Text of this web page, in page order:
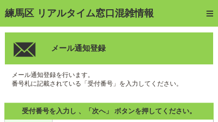
練馬区 リアルタイム窓口混雑情報
トップページ
web予約
予約確認・キャンセル
待ち状況確認
メール通知登録
メール通知登録を行います。
番号札に記載されている「受付番号」を入力してください。
受付番号を入力し 、「次へ」 ボタンを押してください。